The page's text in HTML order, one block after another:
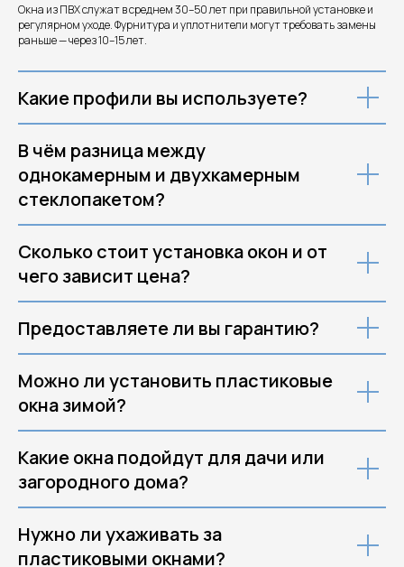
Окна из ПВХ служат в среднем 30–50 лет при правильной установке и
регулярном уходе. Фурнитура и уплотнители могут требовать замены
раньше — через 10–15 лет.
Какие профили вы используете?
В чём разница между
однокамерным и двухкамерным
стеклопакетом?
Сколько стоит установка окон и от
чего зависит цена?
Предоставляете ли вы гарантию?
Можно ли установить пластиковые
окна зимой?
Какие окна подойдут для дачи или
загородного дома?
Нужно ли ухаживать за
пластиковыми окнами?
Услуги О компании
Алюминиевые окна
Двери
Дома и коттеджи
Балконы
Алюминиевые конструкции
О нас
Отзывы
Фотогалерея
Акции
Вакансии